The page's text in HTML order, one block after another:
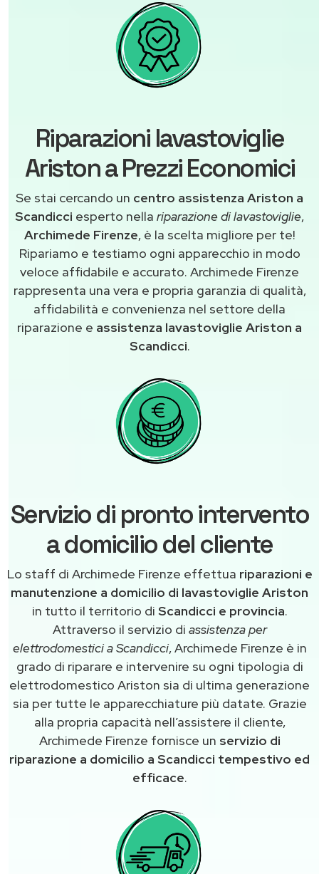
Riparazioni lavastoviglie
Ariston a Prezzi Economici
Se stai cercando un centro assistenza Ariston a
Scandicci esperto nella riparazione di lavastoviglie,
Archimede Firenze, è la scelta migliore per te!
Ripariamo e testiamo ogni apparecchio in modo
veloce affidabile e accurato. Archimede Firenze
rappresenta una vera e propria garanzia di qualità,
affidabilità e convenienza nel settore della
riparazione e assistenza lavastoviglie Ariston a
Scandicci.
Servizio di pronto intervento
a domicilio del cliente
Lo staff di Archimede Firenze effettua riparazioni e
manutenzione a domicilio di lavastoviglie Ariston
in tutto il territorio di Scandicci e provincia.
Attraverso il servizio di assistenza per
elettrodomestici a Scandicci, Archimede Firenze è in
grado di riparare e intervenire su ogni tipologia di
elettrodomestico Ariston sia di ultima generazione
sia per tutte le apparecchiature più datate. Grazie
alla propria capacità nell’assistere il cliente,
Archimede Firenze fornisce un servizio di
riparazione a domicilio a Scandicci tempestivo ed
efficace.